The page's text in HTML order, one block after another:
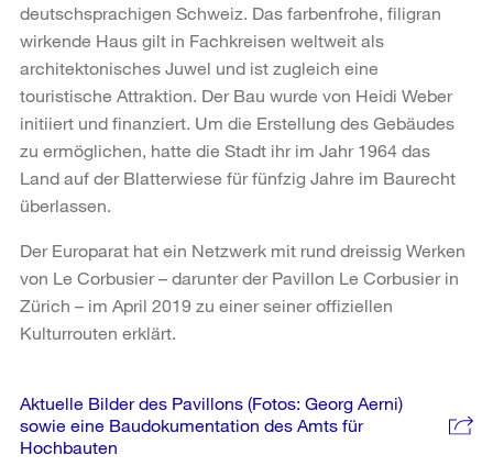
deutschsprachigen Schweiz. Das farbenfrohe, filigran
wirkende Haus gilt in Fachkreisen weltweit als
architektonisches Juwel und ist zugleich eine
touristische Attraktion. Der Bau wurde von Heidi Weber
initiiert und finanziert. Um die Erstellung des Gebäudes
zu ermöglichen, hatte die Stadt ihr im Jahr 1964 das
Land auf der Blatterwiese für fünfzig Jahre im Baurecht
überlassen.
Der Europarat hat ein Netzwerk mit rund dreissig Werken
von Le Corbusier – darunter der Pavillon Le Corbusier in
Zürich – im April 2019 zu einer seiner offiziellen
Kulturrouten erklärt.
Weitere
Informationen
Aktuelle Bilder des Pavillons (Fotos: Georg Aerni)
sowie eine Baudokumentation des Amts für
Hochbauten